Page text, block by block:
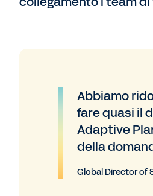
Abbiamo
fare quasi il
Adaptive
della
Global Director of